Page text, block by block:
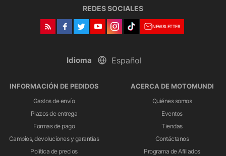
REDES SOCIALES
NEWSLETTER
Idioma
INFORMACIÓN DE PEDIDOS
Gastos de envío
Plazos de entrega
Formas de pago
Cambios, devoluciones y garantías
Política de precios
ACERCA DE MOTOMUNDI
Quiénes somos
Eventos
Tiendas
Contáctanos
Programa de Afiliados